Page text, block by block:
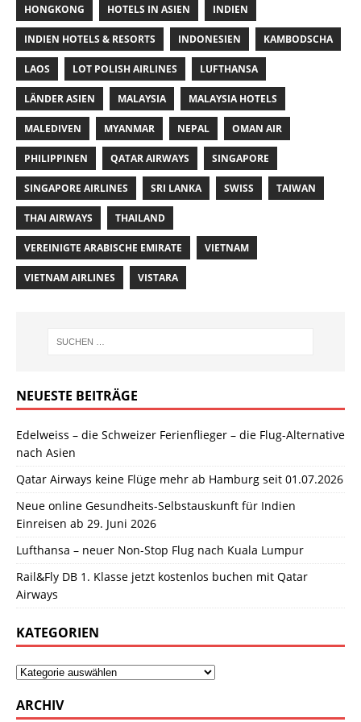
HONGKONG HOTELS IN ASIEN INDIEN
INDIEN HOTELS & RESORTS INDONESIEN KAMBODSCHA
LAOS LOT POLISH AIRLINES LUFTHANSA
LÄNDER ASIEN MALAYSIA MALAYSIA HOTELS
MALEDIVEN MYANMAR NEPAL OMAN AIR
PHILIPPINEN QATAR AIRWAYS SINGAPORE
SINGAPORE AIRLINES SRI LANKA SWISS TAIWAN
THAI AIRWAYS THAILAND
VEREINIGTE ARABISCHE EMIRATE VIETNAM
VIETNAM AIRLINES VISTARA
NEUESTE BEITRÄGE
Edelweiss – die Schweizer Ferienflieger – die Flug-Alternative
nach Asien
Qatar Airways keine Flüge mehr ab Hamburg seit 01.07.2026
Neue online Gesundheits-Selbstauskunft für Indien
Einreisen ab 29. Juni 2026
Lufthansa – neuer Non-Stop Flug nach Kuala Lumpur
Rail&Fly DB 1. Klasse jetzt kostenlos buchen mit Qatar
Airways
KATEGORIEN
ARCHIV